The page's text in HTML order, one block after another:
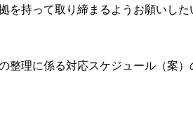
を持って取り締まるようお願いした
整理に係る対応スケジュール（案）